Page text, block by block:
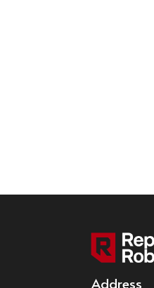
Address